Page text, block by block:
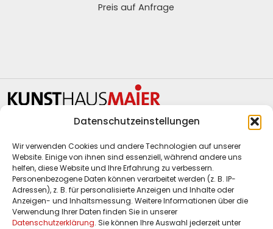
Datenschutzeinstellungen
Wir verwenden Cookies und andere Technologien auf unserer
Website. Einige von ihnen sind essenziell, während andere uns
helfen, diese Website und Ihre Erfahrung zu verbessern.
Personenbezogene Daten können verarbeitet werden (z. B. IP-
Adressen), z. B. für personalisierte Anzeigen und Inhalte oder
Anzeigen- und Inhaltsmessung. Weitere Informationen über die
Verwendung Ihrer Daten finden Sie in unserer
Datenschutzerklärung. Sie können Ihre Auswahl jederzeit unter
Preis auf Anfrage
Kunsthaus Maier
Waghäusler Straße 6
68753 Waghäusel-Kirrlach
Telefon:+49 7254 9577 790
E-Mail:info@maier-kunsthandel.de
Webwww.maier-kunsthandel.de